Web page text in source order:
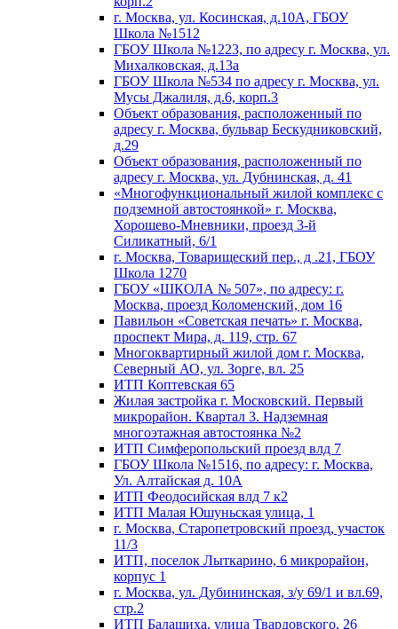
г. Москва, ул. Косинская, д.10А, ГБОУ
Школа №1512
ГБОУ Школа №1223, по адресу г. Москва, ул.
Михалковская, д.13а
ГБОУ Школа №534 по адресу г. Москва, ул.
Мусы Джалиля, д.6, корп.3
Объект образования, расположенный по
адресу г. Москва, бульвар Бескудниковский,
д.29
Объект образования, расположенный по
адресу г. Москва, ул. Дубнинская, д. 41
«Многофункциональный жилой комплекс с
подземной автостоянкой» г. Москва,
Хорошево-Мневники, проезд 3-й
Силикатный, 6/1
г. Москва, Товарищеский пер., д .21, ГБОУ
Школа 1270
ГБОУ «ШКОЛА № 507», по адресу: г.
Москва, проезд Коломенский, дом 16
Павильон «Советская печать» г. Москва,
проспект Мира, д. 119, стр. 67
Многоквартирный жилой дом г. Москва,
Северный АО, ул. Зорге, вл. 25
ИТП Коптевская 65
Жилая застройка г. Московский. Первый
микрорайон. Квартал 3. Надземная
многоэтажная автостоянка №2
ИТП Симферопольский проезд влд 7
ГБОУ Школа №1516, по адресу: г. Москва,
Ул. Алтайская д. 10А
ИТП Феодосийская влд 7 к2
ИТП Малая Юшуньская улица, 1
г. Москва, Старопетровский проезд, участок
11/3
ИТП, поселок Лыткарино, 6 микрорайон,
корпус 1
г. Москва, ул. Дубининская, з/у 69/1 и вл.69,
стр.2
ИТП Балашиха, улица Твардовского, 26